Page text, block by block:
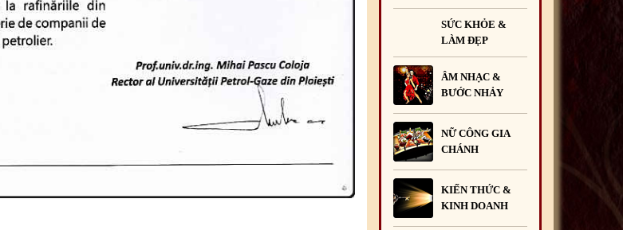
SỨC KHỎE &
LÀM ĐẸP
ÂM NHẠC &
BƯỚC NHẢY
NỮ CÔNG GIA
CHÁNH
KIẾN THỨC &
KINH DOANH